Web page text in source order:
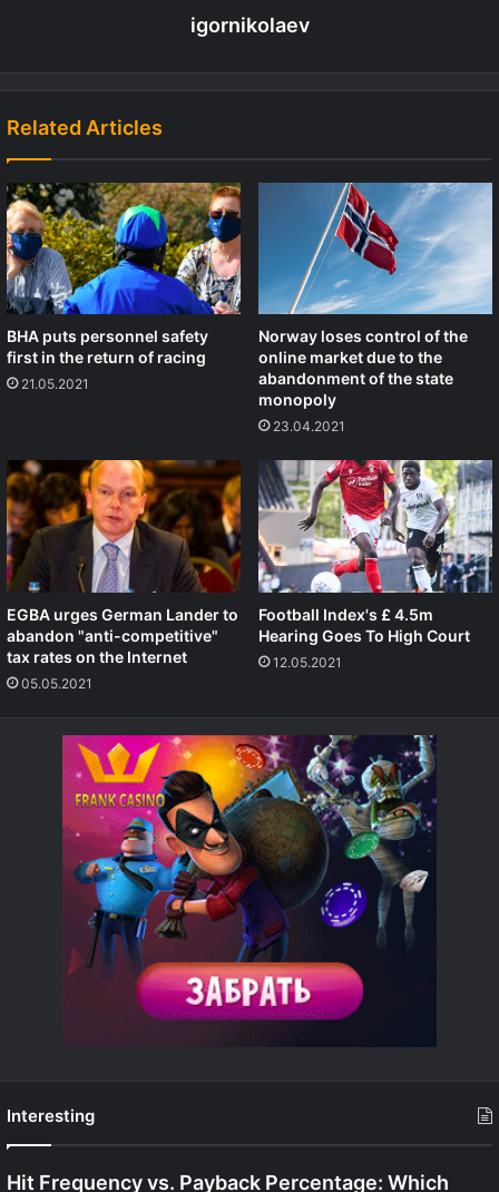
igornikolaev
Related Articles
BHA puts personnel safety
first in the return of racing
21.05.2021
Norway loses control of the
online market due to the
abandonment of the state
monopoly
23.04.2021
EGBA urges German Lander to
abandon "anti-competitive"
tax rates on the Internet
05.05.2021
Football Index's £ 4.5m
Hearing Goes To High Court
12.05.2021
Interesting
Hit Frequency vs. Payback Percentage: Which